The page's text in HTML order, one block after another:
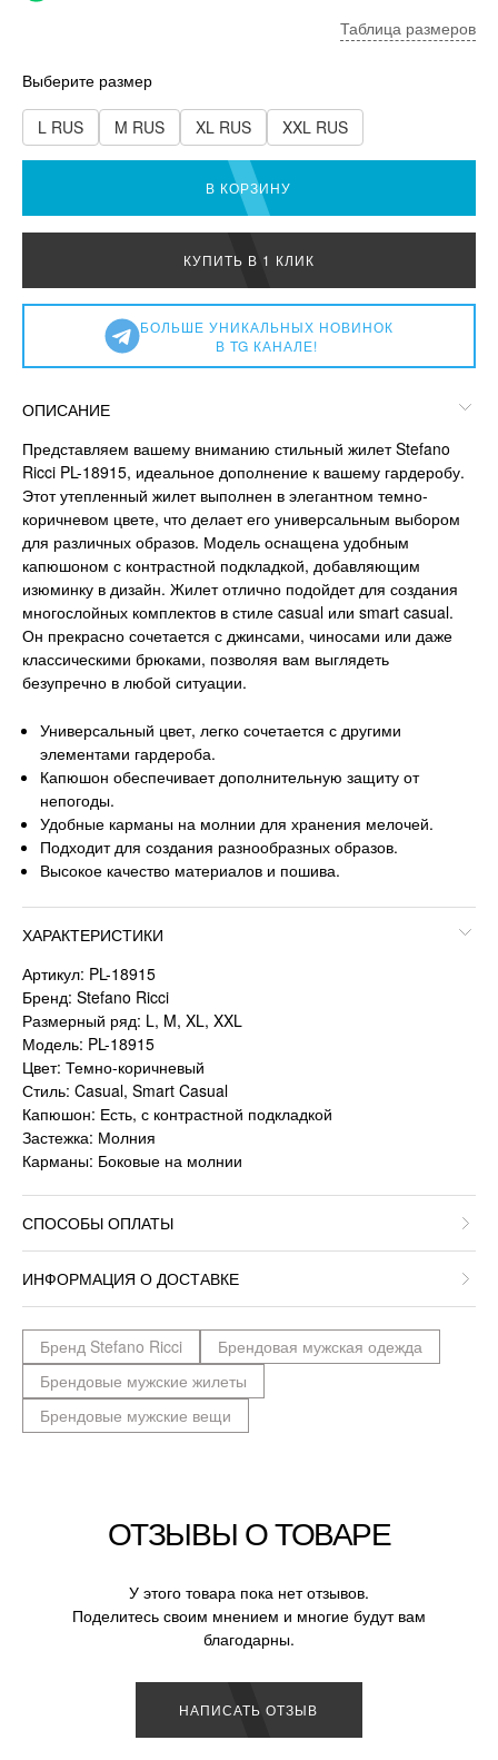
Таблица размеров
Выберите размер
L RUS M RUS XL RUS XXL RUS
В КОРЗИНУ
КУПИТЬ В 1 КЛИК
БОЛЬШЕ УНИКАЛЬНЫХ НОВИНОК
В TG КАНАЛЕ!
ОПИСАНИЕ
Представляем вашему вниманию стильный жилет Stefano
Ricci PL-18915, идеальное дополнение к вашему гардеробу.
Этот утепленный жилет выполнен в элегантном темно-
коричневом цвете, что делает его универсальным выбором
для различных образов. Модель оснащена удобным
капюшоном с контрастной подкладкой, добавляющим
изюминку в дизайн. Жилет отлично подойдет для создания
многослойных комплектов в стиле casual или smart casual.
Он прекрасно сочетается с джинсами, чиносами или даже
классическими брюками, позволяя вам выглядеть
безупречно в любой ситуации.
Универсальный цвет, легко сочетается с другими
элементами гардероба.
Капюшон обеспечивает дополнительную защиту от
непогоды.
Удобные карманы на молнии для хранения мелочей.
Подходит для создания разнообразных образов.
Высокое качество материалов и пошива.
ХАРАКТЕРИСТИКИ
Артикул: PL-18915
Бренд: Stefano Ricci
Размерный ряд: L, M, XL, XXL
Модель: PL-18915
Цвет: Темно-коричневый
Стиль: Casual, Smart Casual
Капюшон: Есть, с контрастной подкладкой
Застежка: Молния
Карманы: Боковые на молнии
СПОСОБЫ ОПЛАТЫ
ИНФОРМАЦИЯ О ДОСТАВКЕ
Бренд Stefano Ricci
Брендовая мужская одежда
Брендовые мужские жилеты
Брендовые мужские вещи
ОТЗЫВЫ О ТОВАРЕ
У этого товара пока нет отзывов.
Поделитесь своим мнением и многие будут вам
благодарны.
НАПИСАТЬ ОТЗЫВ